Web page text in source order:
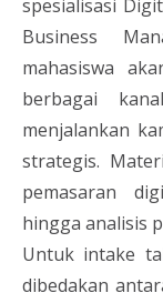
spesialisasi
Business
mahasiswa
berbagai
menjalankan
strategis.
pemasaran
hingga analisis
Untuk intake
dibedakan